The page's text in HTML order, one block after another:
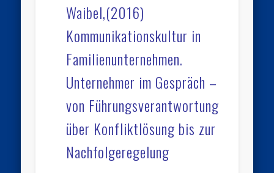
Waibel,(2016)
Kommunikationskultur in
Familienunternehmen.
Unternehmer im Gespräch –
von Führungsverantwortung
über Konfliktlösung bis zur
Nachfolgeregelung